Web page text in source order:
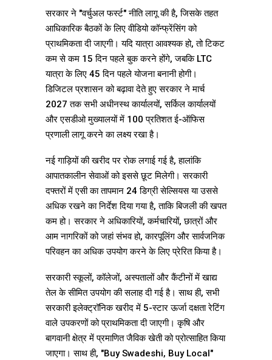
सरकार ने "वर्चुअल फर्स्ट" नीति लागू की है, जिसके तहत
आधिकारिक बैठकों के लिए वीडियो कॉन्फ्रेंसिंग को
प्राथमिकता दी जाएगी। यदि यात्रा आवश्यक हो, तो टिकट
कम से कम 15 दिन पहले बुक करने होंगे, जबकि LTC
यात्रा के लिए 45 दिन पहले योजना बनानी होगी।
डिजिटल प्रशासन को बढ़ावा देते हुए सरकार ने मार्च
2027 तक सभी अधीनस्थ कार्यालयों, सर्किल कार्यालयों
और एसडीओ मुख्यालयों में 100 प्रतिशत ई-ऑफिस
प्रणाली लागू करने का लक्ष्य रखा है।
नई गाड़ियों की खरीद पर रोक लगाई गई है, हालांकि
आपातकालीन सेवाओं को इससे छूट मिलेगी। सरकारी
दफ्तरों में एसी का तापमान 24 डिग्री सेल्सियस या उससे
अधिक रखने का निर्देश दिया गया है, ताकि बिजली की खपत
कम हो। सरकार ने अधिकारियों, कर्मचारियों, छात्रों और
आम नागरिकों को जहां संभव हो, कारपूलिंग और सार्वजनिक
परिवहन का अधिक उपयोग करने के लिए प्रेरित किया है।
सरकारी स्कूलों, कॉलेजों, अस्पतालों और कैंटीनों में खाद्य
तेल के सीमित उपयोग की सलाह दी गई है। साथ ही, सभी
सरकारी इलेक्ट्रॉनिक खरीद में 5-स्टार ऊर्जा दक्षता रेटिंग
वाले उपकरणों को प्राथमिकता दी जाएगी। कृषि और
बागवानी क्षेत्र में प्रमाणित जैविक खेती को प्रोत्साहित किया
जाएगा। साथ ही, "Buy Swadeshi, Buy Local"